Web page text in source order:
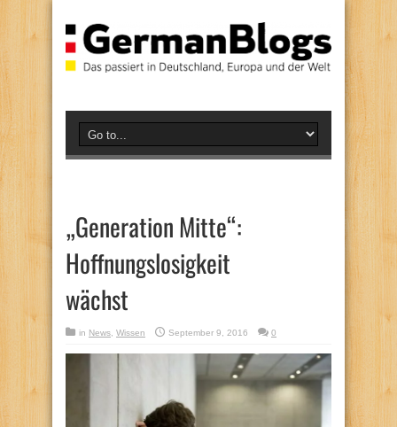
„Generation Mitte“:
Hoffnungslosigkeit
wächst
in News Wissen September 9, 2016 0